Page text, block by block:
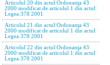
Articolul 20 din actul Ordonanţa 43
2000 modificat de articolul 1 din actul
Legea 378 2001
Articolul 21 din actul Ordonanţa 43
2000 modificat de articolul 1 din actul
Legea 378 2001
Articolul 22 din actul Ordonanţa 43
2000 modificat de articolul 1 din actul
Legea 378 2001